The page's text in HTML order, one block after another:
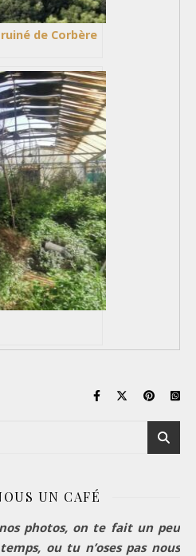
de Corbère
UN CAFÉ
photos, on te fait un peu
ou tu n’oses pas nous